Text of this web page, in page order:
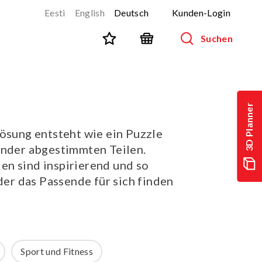
3D Planner
Eesti English Deutsch Kunden-Login
Suchen
Parkbänke
Abfallbehälter
Fahrradständer
SPORT UND FITNESS
entsteht wie ein Puzzle
abgestimmten Teilen.
sind inspirierend und so
das Passende für sich finden
Sport und Fitness